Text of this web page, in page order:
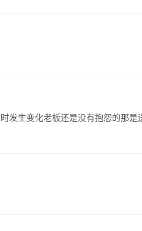
发生变化老板还是没有抱怨的那是